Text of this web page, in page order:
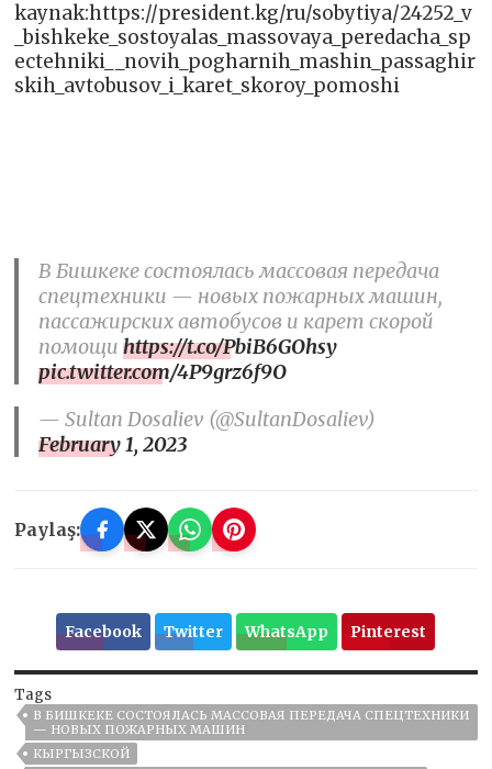
kaynak:https://president.kg/ru/sobytiya/24252_v
_bishkeke_sostoyalas_massovaya_peredacha_sp
ectehniki__novih_pogharnih_mashin_passaghir
skih_avtobusov_i_karet_skoroy_pomoshi
В Бишкеке состоялась массовая передача
спецтехники — новых пожарных машин,
пассажирских автобусов и карет скорой
помощиhttps://t.co/PbiB6GOhsy
pic.twitter.com/4P9grz6f9O
— Sultan Dosaliev (@SultanDosaliev)
February 1, 2023
Paylaş:
Facebook Twitter WhatsApp Pinterest
Tags
В БИШКЕКЕ СОСТОЯЛАСЬ МАССОВАЯ ПЕРЕДАЧА СПЕЦТЕХНИКИ
— НОВЫХ ПОЖАРНЫХ МАШИН
КЫРГЫЗСКОЙ